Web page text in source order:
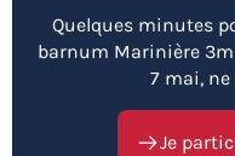
Quelques minutes
barnum Marinière
7 mai, ne
Je